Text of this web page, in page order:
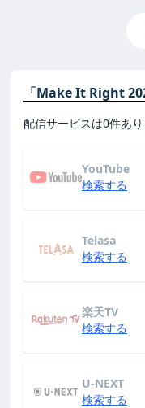
「Make It Right
配信サービスは0件あり
YouTube
検索する
Telasa
検索する
楽天TV
検索する
U-NEXT
検索する